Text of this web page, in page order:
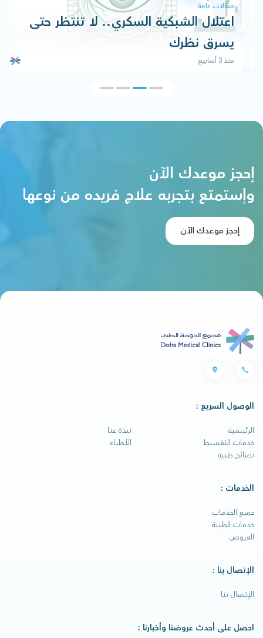
مقالات عامة
اعتلال الشبكية السكري.. لا تنتظر حتى
يسرق نظرك
منذ 3 أسابيع
إحجز موعدك الآن
وإستمتع بتجربه علاج فريده من نوعها
إحجز موعدك الآن
الوصول السريع :
الرئيسية
نبذة عنا
خدمات التقسيط
الأطباء
نصائح طبية
الخدمات :
جميع الخدمات
خدمات الطبية
العروض
الإتصال بنا :
الإتصال بنا
احصل على أحدث عروضنا وأخبارنا :